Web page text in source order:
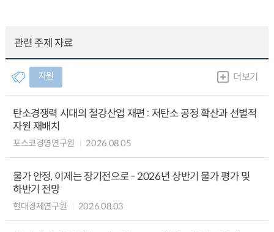
관련 주제 자료
자원 더보기
탄소경쟁력 시대의 철강산업 재편 : 저탄소 공정 확산과 선별적
자원 재배치
포스코경영연구원 2026.08.05
물가 안정, 이제는 장기전으로 - 2026년 상반기 물가 평가 및
하반기 전망
현대경제연구원 2026.08.03